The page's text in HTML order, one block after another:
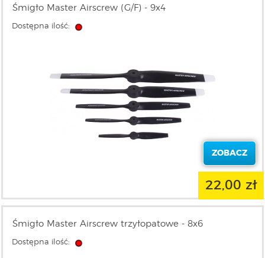
Śmigło Master Airscrew (G/F) - 9x4
Dostępna ilość:
ZOBACZ
22,00 zł
Śmigło Master Airscrew trzyłopatowe - 8x6
Dostępna ilość: